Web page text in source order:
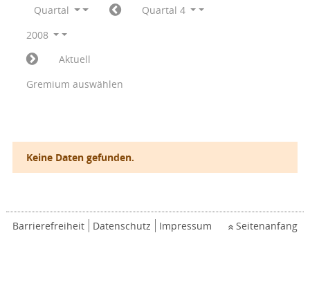
Quartal
Quartal 4
2008
Aktuell
Gremium auswählen
Keine Daten gefunden.
Barrierefreiheit Datenschutz Impressum Seitenanfang